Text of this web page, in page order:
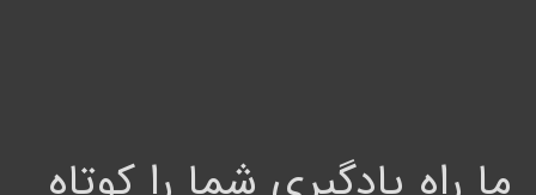
ما راه یادگیری شما را کوتاه